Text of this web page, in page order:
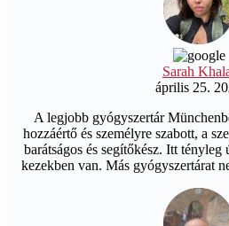
Sarah
április 25.
A legjobb gyógyszertár
hozzáértő és személyre szabott, a
barátságos és segítőkész. Itt
kezekben van. Más gyógyszertárat